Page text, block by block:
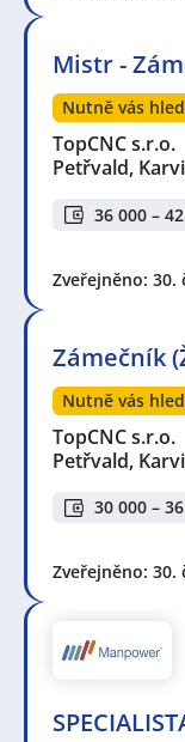
Mistr -
Nutně vás
TopCNC s.r.o.
Petřvald,
36 000 –
Zveřejněno: 30.
Zámečník
Nutně vás
TopCNC s.r.o.
Petřvald,
30 000 –
Zveřejněno: 30.